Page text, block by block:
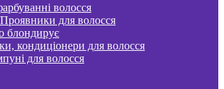
волосся
для волосся
блондирує
кондиціонери для волосся
для волосся